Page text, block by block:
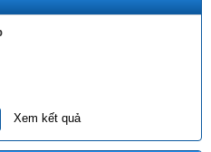
THẢO QUYẾT ĐỊNH SỬA ĐỔI,
ĐỊNH SỐ 21/2017/QĐ-
TỈNH LAI CHÂU BAN HÀNH
VỀ PHÒNG, CHỐNG BẠO
LAI CHÂU)
Xem kết quả